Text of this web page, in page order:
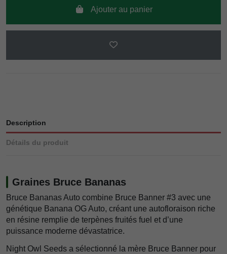
Ajouter au panier
Description
Détails du produit
Graines Bruce Bananas
Bruce Bananas Auto combine Bruce Banner #3 avec une
génétique Banana OG Auto, créant une autofloraison riche
en résine remplie de terpènes fruités fuel et d’une
puissance moderne dévastatrice.
Night Owl Seeds a sélectionné la mère Bruce Banner pour